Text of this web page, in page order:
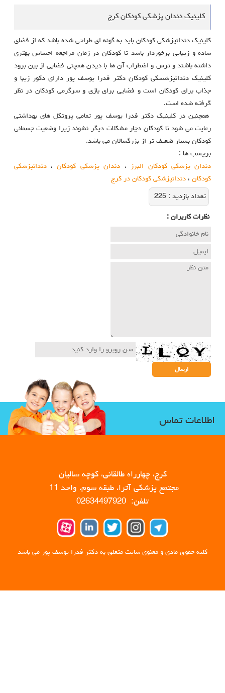
کلینیک دندان پزشکی کودکان کرج
کلینیک دندانپزشکی کودکان باید به گونه ای طراحی شده باشد که از فضای
شاده و زیبایی برخوردار باشد تا کودکان در زمان مراجعه احساس بهتری
داشته باشند و ترس و اضطراب آن ها با دیدن همچنی فضایی از بین برود
کلینیک دندانپزشسکی کودکان دکتر فدرا یوسف پور دارای دکور زیبا و
جذاب برای کودکان است و فضایی برای بازی و سرگرمی کودکان در نظر
گرفته شده است.
همچنین در کلینیک دکتر فدرا یوسف پور تمامی پروتکل های بهداشتی
رعایت می شود تا کودکان دچار مشکلات دیگر نشوند زیرا وضعیت جسمانی
کودکان بسیار ضعیف تر از بزرگسالان می باشد.
برچسب ها :
دندان پزشکی کودکان البرز
، دندان پزشکی کودکان،دندانپزشکی
کودکان، دندانپزشکی کودکان در کرج
تعداد بازديد : 225
نظرات كاربران :
اطلاعات تماس
کرج، چهارراه طالقانی، کوچه سالیان
مجتمع پزشکی آترا، طبقه سوم، واحد 11
تلفن: 02634497920
کلیه حقوق مادی و معنوی سایت متعلق به دکتر فدرا یوسف پور می باشد